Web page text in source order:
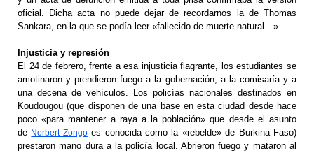
oficial. Dicha acta no puede dejar de recordarnos la de Thomas
Sankara, en la que se podía leer «fallecido de muerte natural…»
Injusticia y represión
El 24 de febrero, frente a esa injusticia flagrante, los estudiantes se
amotinaron y prendieron fuego a la gobernación, a la comisaría y a
una decena de vehículos. Los policías nacionales destinados en
Koudougou (que disponen de una base en esta ciudad desde hace
poco «para mantener a raya a la población» que desde el asunto
de Norbert Zongoes conocida como la «rebelde» de Burkina Faso)
prestaron mano dura a la policía local. Abrieron fuego y mataron al